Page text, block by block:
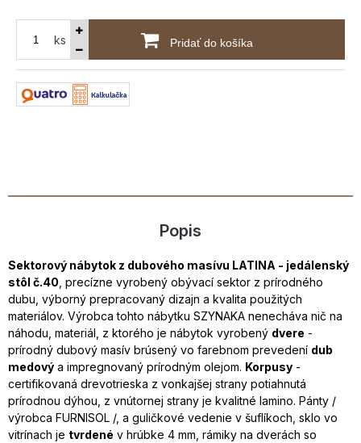
ks Pridať do košíka
Popis
Sektorový nábytok z dubového masívu LATINA - jedálenský
stôl č.40 , precízne vyrobený obývací sektor z prírodného
dubu, výborný prepracovaný dizajn a kvalita použitých
materiálov. Výrobca tohto nábytku SZYNAKA nenecháva nič na
náhodu, materiál, z ktorého je nábytok vyrobený dvere -
prírodný dubový masív brúsený vo farebnom prevedení dub
medový a impregnovaný prírodným olejom. Korpusy -
certifikovaná drevotrieska z vonkajšej strany potiahnutá
prírodnou dýhou, z vnútornej strany je kvalitné lamino. Pánty /
výrobca FURNISOL /, a guličkové vedenie v šuflíkoch, sklo vo
vitrínach je tvrdené v hrúbke 4 mm, rámiky na dverách so